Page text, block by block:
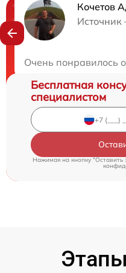
Кочетов
Источник
Очень понравилось
Нужна
Бесплатная
специалистом
Нажимая на кнопку "Оставить